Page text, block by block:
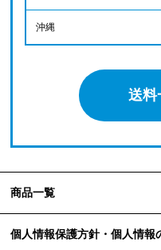
沖縄
送料
商品一覧
個人情報保護方針・個人情報